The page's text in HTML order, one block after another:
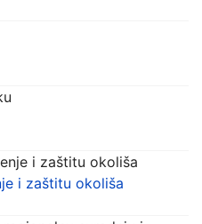
i zaštitu okoliša